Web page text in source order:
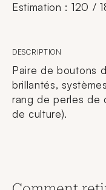
Estimation : 120 /
DESCRIPTION
Paire de boutons
brillantés,
rang de perles de
de culture).